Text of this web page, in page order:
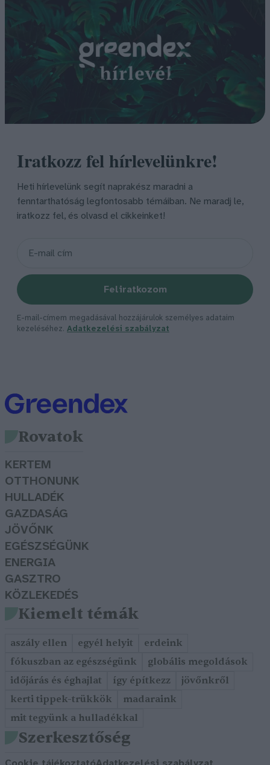
Iratkozz fel hírlevelünkre!
Heti hírlevelünk segít naprakész maradni a
fenntarthatóság legfontosabb témáiban. Ne maradj le,
iratkozz fel, és olvasd el cikkeinket!
Feliratkozom
E-mail-címem megadásával hozzájárulok személyes adataim
kezeléséhez. Adatkezelési szabályzat
Rovatok
KERTEM
OTTHONUNK
HULLADÉK
GAZDASÁG
JÖVŐNK
EGÉSZSÉGÜNK
ENERGIA
GASZTRO
KÖZLEKEDÉS
Kiemelt témák
aszály ellen egyél helyit
erdeink
fókuszban az egészségünk
globális megoldások
időjárás és éghajlat
így építkezz
jövőnkről
kerti tippek-trükkök
madaraink
mit tegyünk a hulladékkal
Szerkesztőség